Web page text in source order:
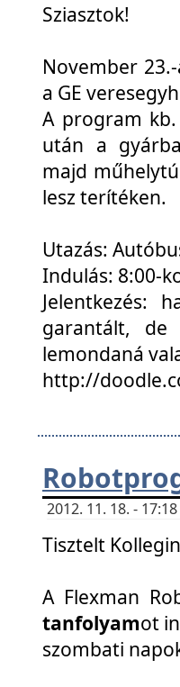
Sziasztok!
November
a GE
A program
után a
majd
lesz terítéken.
Utazás:
Indulás: 8:00-
Jelentkezés:
garantált, de
lemondaná
http://
2012. 11. 18. -
Tisztelt
A Flexman
tanfolyamot
szombati